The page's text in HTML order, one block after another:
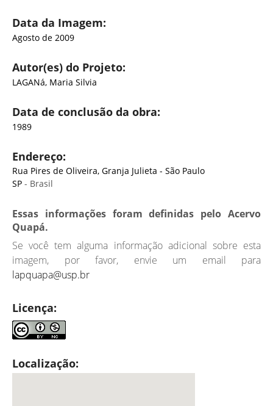
Data da Imagem:
Agosto de 2009
Autor(es) do Projeto:
LAGANá, Maria Silvia
Data de conclusão da obra:
1989
Endereço:
Rua Pires de Oliveira, Granja Julieta - São Paulo
SP - Brasil
Essas informações foram definidas pelo Acervo
Quapá.
Se você tem alguma informação adicional sobre esta
imagem, por favor, envie um email para
lapquapa@usp.br
Licença:
Localização: